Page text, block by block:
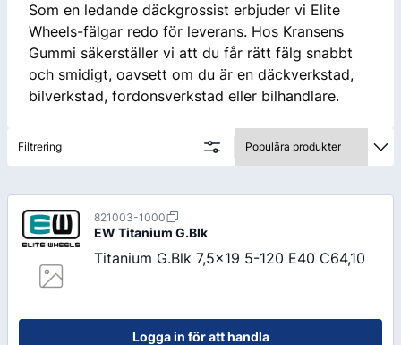
Som en ledande däckgrossist erbjuder vi Elite
Wheels-fälgar redo för leverans. Hos Kransens
Gummi säkerställer vi att du får rätt fälg snabbt
och smidigt, oavsett om du är en däckverkstad,
bilverkstad, fordonsverkstad eller bilhandlare.
Filtrering
821003-1000
EW Titanium G.Blk
Titanium G.Blk 7,5x19 5-120 E40 C64,10
Logga in för att handla